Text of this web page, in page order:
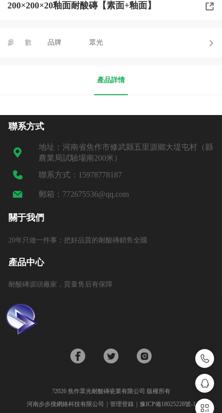
200×200×20釉面耐酸磚【素面+釉面】
參數 品牌 眾光
產品詳情
聯系方式
地址：河南省焦作市修武縣五里源鄉大堤屯村（縣
農業局試驗場南200米）
聯系方式：15978778187
郵箱：772675536@qq.com
關于我們
20年只做一件事：把好品質的耐酸磚銷售全國
產品中心
耐酸磚源頭廠家，質量售后有保障
?2026 焦作眾光耐酸磚瓷業有限公司 版權所有
河南步步搜網絡科技有限公司
管理登錄 豫ICP備18025228號-1
򡂔
򡂐
򡂒